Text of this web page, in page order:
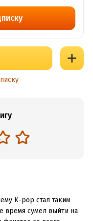
K-pop стал таким
время сумел выйти на